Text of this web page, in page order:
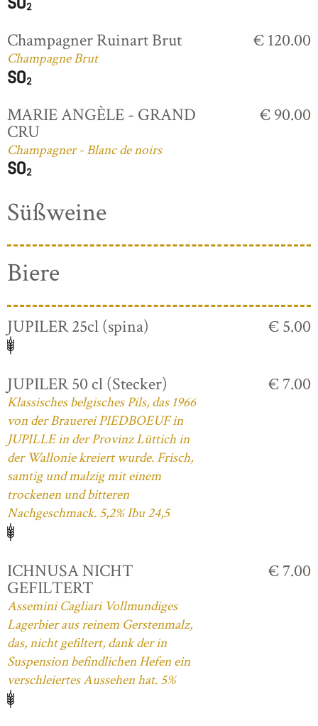
Champagner Ruinart Brut
Champagne Brut
€ 120.00
MARIE ANGÈLE - GRAND
CRU
Champagner - Blanc de noirs
€ 90.00
Süßweine
Biere
JUPILER 25cl (spina) € 5.00
JUPILER 50 cl (Stecker)
Klassisches belgisches Pils, das 1966
von der Brauerei PIEDBOEUF in
JUPILLE in der Provinz Lüttich in
der Wallonie kreiert wurde. Frisch,
samtig und malzig mit einem
trockenen und bitteren
Nachgeschmack. 5,2% Ibu 24,5
€ 7.00
ICHNUSA NICHT
GEFILTERT
Assemini Cagliari Vollmundiges
Lagerbier aus reinem Gerstenmalz,
das, nicht gefiltert, dank der in
Suspension befindlichen Hefen ein
verschleiertes Aussehen hat. 5%
€ 7.00